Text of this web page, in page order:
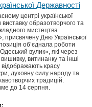
Державності
центрі української
виставку образотворчого та
мистецтва
присвячену Дню Української
об’єднала роботи
вулик», які через
витинанку та інші
відображають красу
духовну силу народу та
традицій.
до 14 серпня.